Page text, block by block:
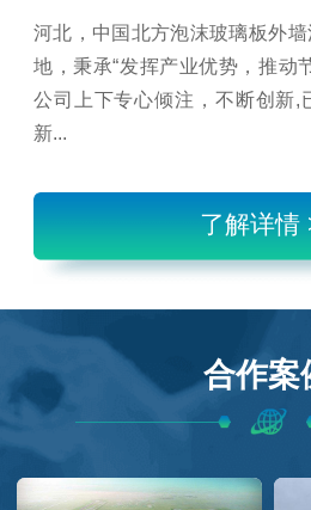
河北，中国北方泡沫玻璃板外
地，秉承“发挥产业优势，推动
公司上下专心倾注，不断创新,
新...
了解详情
合作案